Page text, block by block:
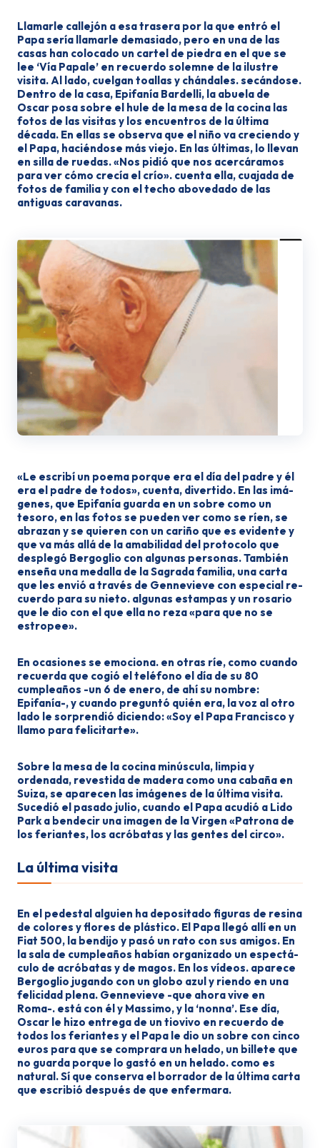
Llamarle callejón a esa trasera por la que entró el
Papa sería llamarle de­masiado, pero en una de las
casas han colocado un cartel de piedra en el que se
lee ‘Vía Papale’ en recuerdo solem­ne de la ilustre
visita. Al lado, cuel­gan toallas y chándales. secándose.
Dentro de la casa, Epifanía Bardelli, la abuela de
Oscar posa sobre el hule de la mesa de la cocina las
fotos de las visitas y los encuentros de la últi­ma
década. En ellas se observa que el niño va cre­ciendo y
el Papa, haciéndose más vie­jo. En las últimas, lo llevan
en silla de ruedas. «Nos pidió que nos acercáramos
para ver cómo crecía el crío». cuenta ella, cuajada de
fotos de familia y con el techo abo­vedado de las
antiguas caravanas.
«Le escribí un poema porque era el día del padre y él
era el padre de to­dos», cuenta, divertido. En las imá­
genes, que Epifanía guarda en un so­bre como un
tesoro, en las fotos se pueden ver como se ríen, se
abra­zan y se quieren con un cariño que es evidente y
que va más allá de la ama­bilidad del protocolo que
desplegó Bergoglio con algunas personas. Tam­bién
enseña una medalla de la Sagra­da familia, una carta
que les envió a través de Gennevieve con especial re­
cuerdo para su nieto. algunas estam­pas y un rosario
que le dio con el que ella no reza «para que no se
estropee».
En ocasiones se emociona. en otras ríe, como cuando
recuerda que cogió el teléfono el día de su 80
cumplea­ños -un 6 de enero, de ahí su nom­bre:
Epifanía-, y cuando preguntó quién era, la voz al otro
lado le sor­prendió diciendo: «Soy el Papa Fran­cisco y
llamo para felicitarte».
Sobre la mesa de la cocina minús­cula, limpia y
ordenada, revestida de madera como una cabaña en
Suiza, se aparecen las imágenes de la últi­ma visita.
Sucedió el pasado julio, cuando el Papa acudió a Lido
Park a bendecir una imagen de la Virgen «Patrona de
los feriantes, los acróba­tas y las gentes del circo».
La última visita
En el pedestal alguien ha depositado figuras de resina
de colores y flores de plástico. El Papa llegó allí en un
Fiat 500, la bendijo y pasó un rato con sus amigos. En
la sala de cumpleaños habían organizado un espectá­
culo de acróbatas y de magos. En los vídeos. aparece
Bergoglio jugando con un globo azul y riendo en una
felici­dad plena. Gennevieve -que ahora vive en
Roma-. está con él y Massimo, y la ‘nonna’. Ese día,
Oscar le hizo entre­ga de un tiovivo en recuerdo de
todos los feriantes y el Papa le dio un sobre con cinco
euros para que se compra­ra un helado, un billete que
no guar­da porque lo gastó en un helado. como es
natural. Sí que conserva el borra­dor de la última carta
que escribió después de que enfermara.